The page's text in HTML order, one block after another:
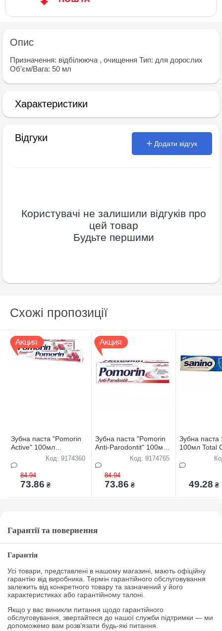
Опис
Призначення: відбілююча , очищення Тип: для дорослих
Об'єм/Вага: 50 мл
Характеристики
Відгуки
Додати відгук
Користувачі не залишили відгуків про
цей товар
Будьте першими
Схожі пропозиції
Зубна паста "Pomorin
Active" 100мл
БОЛГАРIЯ ТОР-ЦIНА
Код: 9174360
84.94
73.86 ₴
Зубна паста "Pomorin
Anti-Parodontit" 100мл
БОЛГАРIЯ ТОР-ЦIНА
Код: 9174765
84.94
73.86 ₴
Зубна паста
100мл Total
49.28 ₴
Гарантії та повернення
Гарантія
Усі товари, представлені в нашому магазині, мають офіційну
гарантію від виробника. Термін гарантійного обслуговування
залежить від конкретного товару та зазначений у його
характеристиках або гарантійному талоні.
Якщо у вас виникли питання щодо гарантійного
обслуговування, звертайтеся до нашої служби підтримки — ми
допоможемо вам розв’язати будь-які питання.